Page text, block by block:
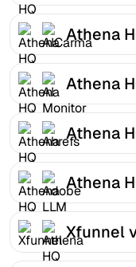
Athena
Athena
Athena
Athena
Xfunnel